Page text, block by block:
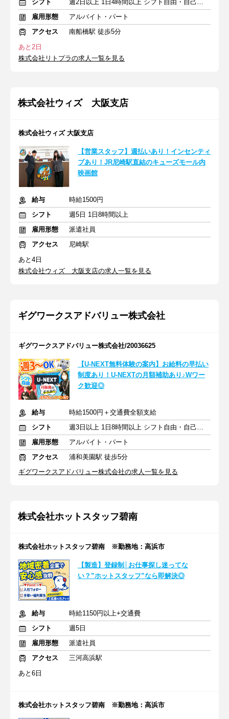
シフト
週2日以上 1日4時間以上 シフト自由・自己申告
雇用形態
アルバイト・パート
アクセス
南船橋駅 徒歩5分
あと2日
株式会社リトプラの求人一覧を見る
株式会社ウィズ 大阪支店
株式会社ウィズ 大阪支店
【営業スタッフ】週払いあり！インセンティ
ブあり！JR尼崎駅直結のキューズモール内
映画館
給与
時給1500円
シフト
週5日 1日8時間以上
雇用形態
派遣社員
アクセス
尼崎駅
あと4日
株式会社ウィズ 大阪支店の求人一覧を見る
ギグワークスアドバリュー株式会社
ギグワークスアドバリュー株式会社/20036625
【U-NEXT無料体験の案内】お給料の早払い
制度あり！U-NEXTの月額補助あり♪Wワー
ク歓迎◎
給与
時給1500円＋交通費全額支給
シフト
週3日以上 1日8時間以上 シフト自由・自己申告
雇用形態
アルバイト・パート
アクセス
浦和美園駅 徒歩5分
ギグワークスアドバリュー株式会社の求人一覧を見る
株式会社ホットスタッフ碧南
株式会社ホットスタッフ碧南 ※勤務地：高浜市
【製造】登録制│お仕事探し迷ってな
い？”ホットスタッフ”なら即解決◎
給与
時給1150円以上+交通費
シフト
週5日
雇用形態
派遣社員
アクセス
三河高浜駅
あと6日
株式会社ホットスタッフ碧南 ※勤務地：高浜市